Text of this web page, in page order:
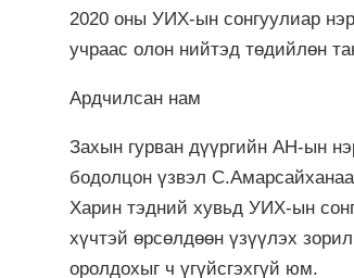
2020 оны УИХ-ын сонгуулиар
учраас олон нийтэд төдийлөн
Ардчилсан нам
Захын гурван дүүргийн АН-ын
бодолцон үзвэл
Харин тэдний хувьд УИХ-ын
хүчтэй өрсөлдөөн үзүүлэх
оролдохыг ч үгүйсгэхгүй юм.